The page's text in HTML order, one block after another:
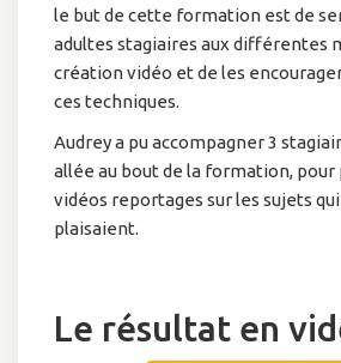
le but de cette formation est de
adultes stagiaires aux différentes
création vidéo et de les
ces techniques.
Audrey a pu accompagner 3
allée au bout de la formation, pour
vidéos reportages sur les sujets
plaisaient.
Le résultat en